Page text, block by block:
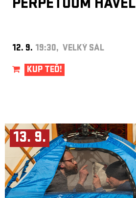
PERPETUUM HAVEL
12. 9. 19:30, VELKÝ SÁL
KUP TEĎ!
13. 9.